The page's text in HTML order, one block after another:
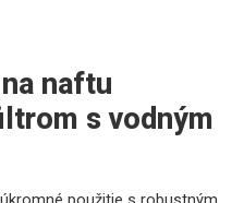
naftu
s vodným